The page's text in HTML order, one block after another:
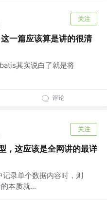
关注
一篇应该算是讲的很清
其实说白了就是将
评论
关注
，这应该是全网讲的最详
录单个数据内容时，则
本质就...